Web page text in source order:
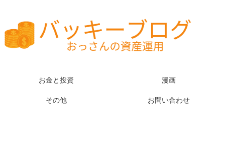
お金と投資 漫画
その他 お問い合わせ